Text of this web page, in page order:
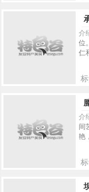
介
位
仁
标
介
间
艳
标